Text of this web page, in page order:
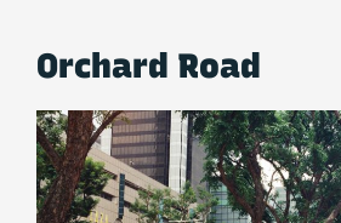
Orchard Road